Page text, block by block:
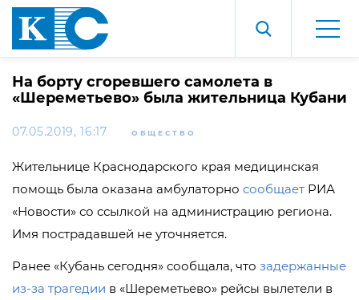
На борту сгоревшего самолета в
«Шереметьево» была жительница Кубани
07.05.2019, 16:17 ОБЩЕСТВО
Жительнице Краснодарского края медицинская
помощь была оказана амбулаторно сообщает РИА
«Новости» со ссылкой на администрацию региона.
Имя пострадавшей не уточняется.
Ранее «Кубань сегодня» сообщала, что задержанные
из-за трагедии в «Шереметьево» рейсы вылетели в